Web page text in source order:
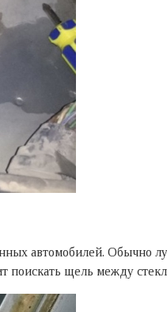
автомобилей. Обычно
щель между